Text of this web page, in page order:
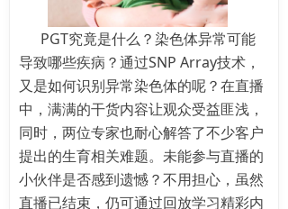
PGT究竟是什么？染色体异常可能
导致哪些疾病？通过SNP Array技术，
又是如何识别异常染色体的呢？在直播
中，满满的干货内容让观众受益匪浅，
同时，两位专家也耐心解答了不少客户
提出的生育相关难题。未能参与直播的
小伙伴是否感到遗憾？不用担心，虽然
直播已结束，仍可通过回放学习精彩内